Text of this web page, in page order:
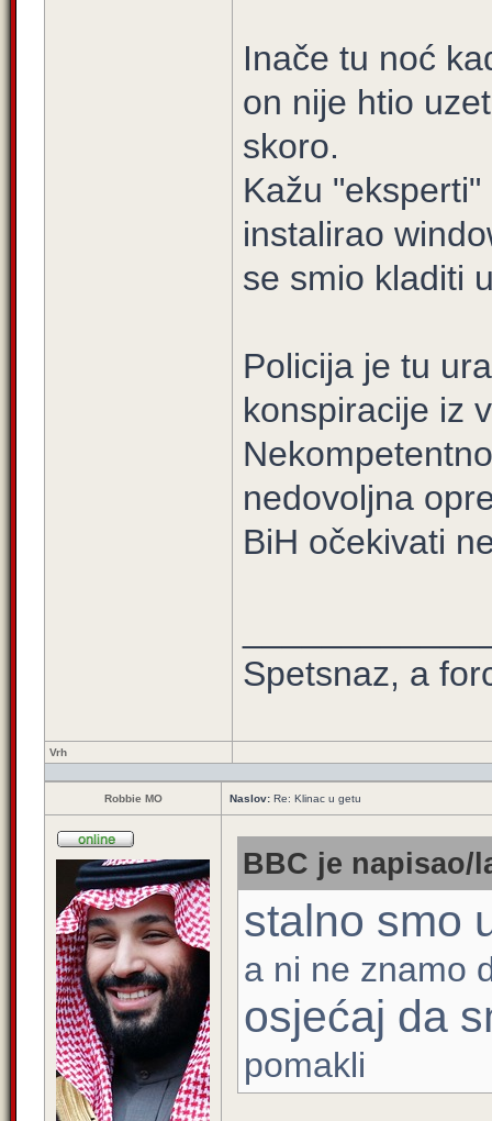
Inače tu noć
on nije htio
skoro.
Kažu
instalirao
se smio kladiti
Policija je tu
konspiracije iz
nedovoljna
BiH očekivati
Spetsnaz, a
Vrh
Robbie MO Naslov: Re: Klinac u getu
BBC je napisao/
stalno smo
a ni ne znamo
osjećaj da
pomakli